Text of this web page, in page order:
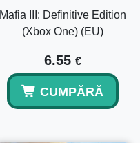
Mafia III: Definitive Edition
(Xbox One) (EU)
6.55 €
CUMPĂRĂ